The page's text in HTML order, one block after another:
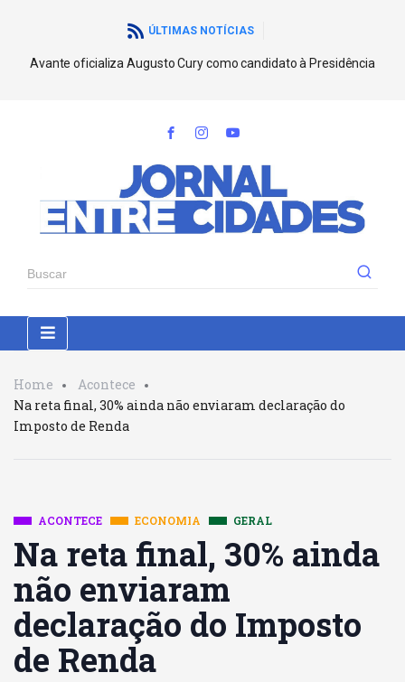
ÚLTIMAS NOTÍCIAS
Avante oficializa Augusto Cury como candidato à Presidência
Home
Acontece
Na reta final, 30% ainda não enviaram declaração do
Imposto de Renda
ACONTECE ECONOMIA GERAL
Na reta final, 30% ainda
não enviaram
declaração do Imposto
de Renda